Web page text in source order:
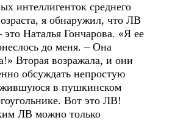
интеллигенток среднего
я обнаружил, что ЛВ
Наталья Гончарова. «Я ее
до меня. – Она
Вторая возражала, и они
обсуждать непростую
в пушкинском
Вот это ЛВ!
ЛВ можно только